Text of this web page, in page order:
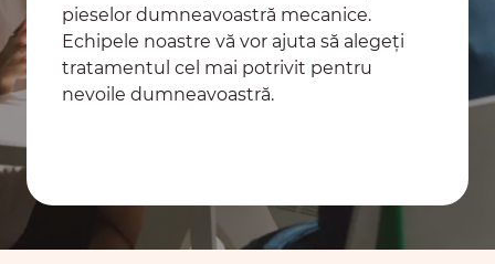
pieselor dumneavoastră mecanice.
Echipele noastre vă vor ajuta să alegeți
tratamentul cel mai potrivit pentru
nevoile dumneavoastră.